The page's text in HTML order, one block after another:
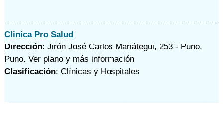
Clinica Pro Salud
Dirección: Jirón José Carlos Mariátegui, 253 - Puno,
Puno. Ver plano y más información
Clasificación: Clínicas y Hospitales